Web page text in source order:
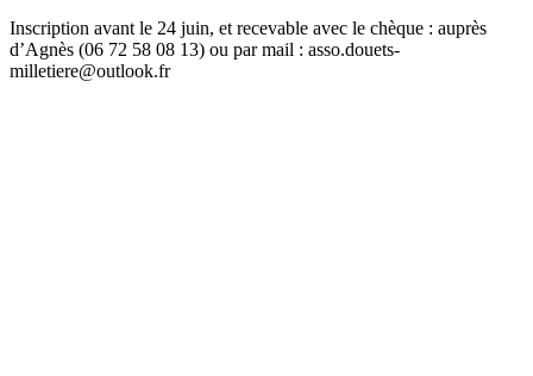
Inscription avant le 24 juin, et recevable avec le chèque : auprès
d’Agnès (06 72 58 08 13) ou par mail : asso.douets-
milletiere@outlook.fr